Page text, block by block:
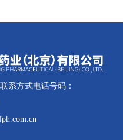
系方式电话号码：